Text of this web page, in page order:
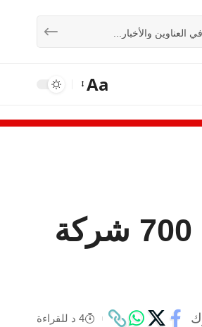
Aa
افتتاح اليوم الوطني الثاني للتشغيل في عمّان بمشاركة 700 شركة
4 د للقراءة